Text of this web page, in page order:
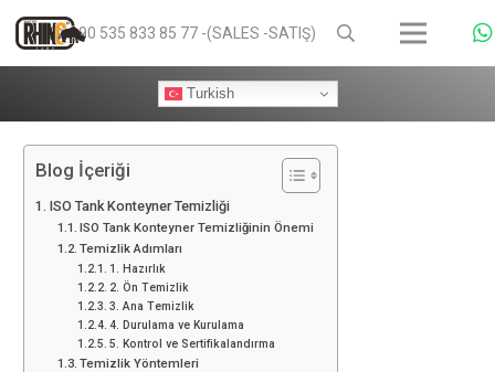
+90 535 833 85 77 -(SALES -SATIŞ)
Turkish
Blog İçeriği
ISO Tank Konteyner Temizliği
ISO Tank Konteyner Temizliğinin Önemi
Temizlik Adımları
1. Hazırlık
2. Ön Temizlik
3. Ana Temizlik
4. Durulama ve Kurulama
5. Kontrol ve Sertifikalandırma
Temizlik Yöntemleri